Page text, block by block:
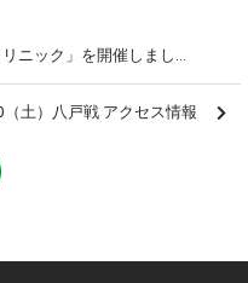
」を開催しました【報告】
土）八戸戦 アクセス情報